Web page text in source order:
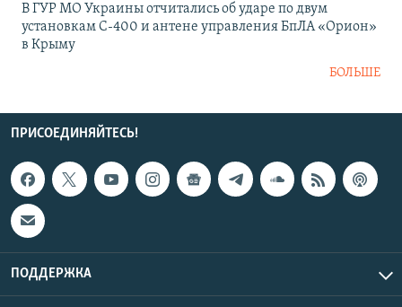
В ГУР МО Украины отчитались об ударе по двум
установкам С-400 и антене управления БпЛА «Орион»
в Крыму
БОЛЬШЕ
ПРИСОЕДИНЯЙТЕСЬ!
ПОДДЕРЖКА